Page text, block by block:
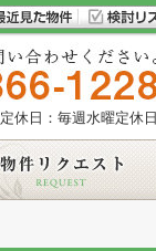
定休日：毎週水曜定休日